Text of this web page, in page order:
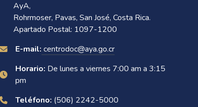
AyA,
Rohrmoser, Pavas, San José, Costa Rica.
Apartado Postal: 1097-1200
E-mail: centrodoc@aya.go.cr
Horario: De lunes a viernes 7:00 am a 3:15
pm
Teléfono: (506) 2242-5000